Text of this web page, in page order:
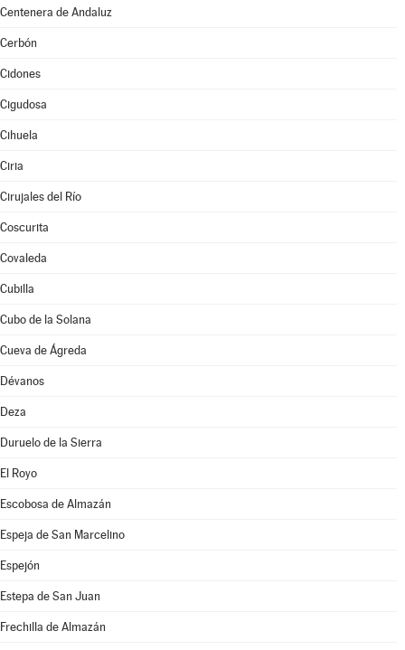
Centenera de Andaluz
Cerbón
Cidones
Cigudosa
Cihuela
Ciria
Cirujales del Río
Coscurita
Covaleda
Cubilla
Cubo de la Solana
Cueva de Ágreda
Dévanos
Deza
Duruelo de la Sierra
El Royo
Escobosa de Almazán
Espeja de San Marcelino
Espejón
Estepa de San Juan
Frechilla de Almazán